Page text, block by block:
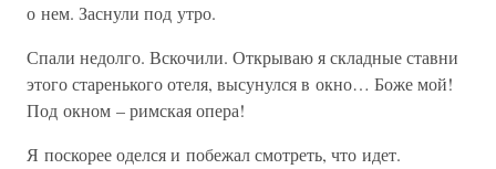
о нем. Заснули под утро.
Спали недолго. Вскочили. Открываю я складные ставни
этого старенького отеля, высунулся в окно… Боже мой!
Под окном – римская опера!
Я поскорее оделся и побежал смотреть, что идет.